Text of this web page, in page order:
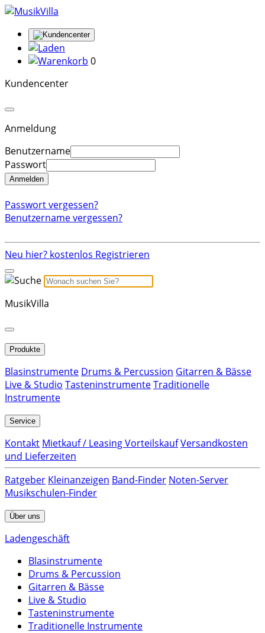
0
Kundencenter
Anmeldung
Benutzername
Passwort
Anmelden
Passwort vergessen?
Benutzername vergessen?
Neu hier? kostenlos Registrieren
MusikVilla
Produkte
Blasinstrumente Drums & Percussion Gitarren & Bässe
Live & Studio TasteninstrumenteTraditionelle
Instrumente
Service
Kontakt Mietkauf / Leasing VorteilskaufVersandkosten
und Lieferzeiten
Ratgeber Kleinanzeigen Band-Finder Noten-Server
Musikschulen-Finder
Über uns
Ladengeschäft
Blasinstrumente
Drums & Percussion
Gitarren & Bässe
Live & Studio
Tasteninstrumente
Traditionelle Instrumente